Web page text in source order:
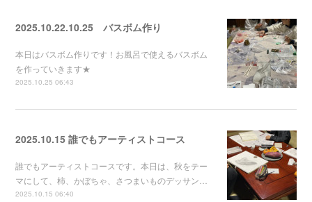
2025.10.22.10.25 バスボム作り
本日はバスボム作りです！お風呂で使えるバスボム
を作っていきます★
2025.10.25 06:43
2025.10.15 誰でもアーティストコース
誰でもアーティストコースです。本日は、秋をテー
マにして、柿、かぼちゃ、さつまいものデッサン…
2025.10.15 06:40